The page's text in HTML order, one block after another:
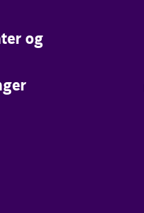
og